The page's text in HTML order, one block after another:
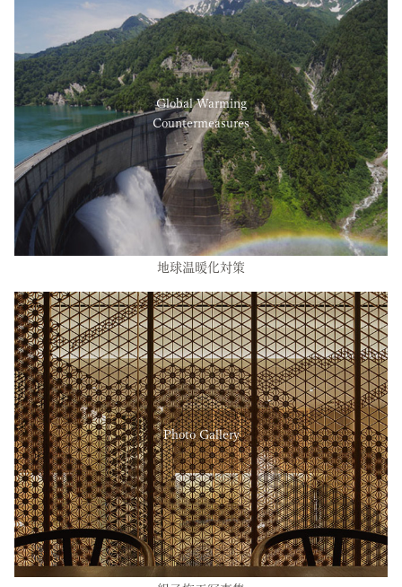
Global Warming
Countermeasures
地球温暖化対策
Photo Gallery